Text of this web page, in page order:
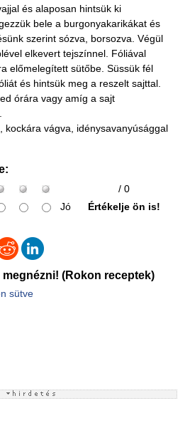
és alaposan hintsük ki
bele a burgonyakarikákat és
szerint sózva, borsozva. Végül
elkevert tejszínnel. Fóliával
előmelegített sütőbe. Süssük fél
és hintsük meg a reszelt sajttal.
órára vagy amíg a sajt
kockára vágva, idénysavanyúsággal
/ 0
Jó Értékelje ön is!
megnézni! (Rokon receptek)
sütve